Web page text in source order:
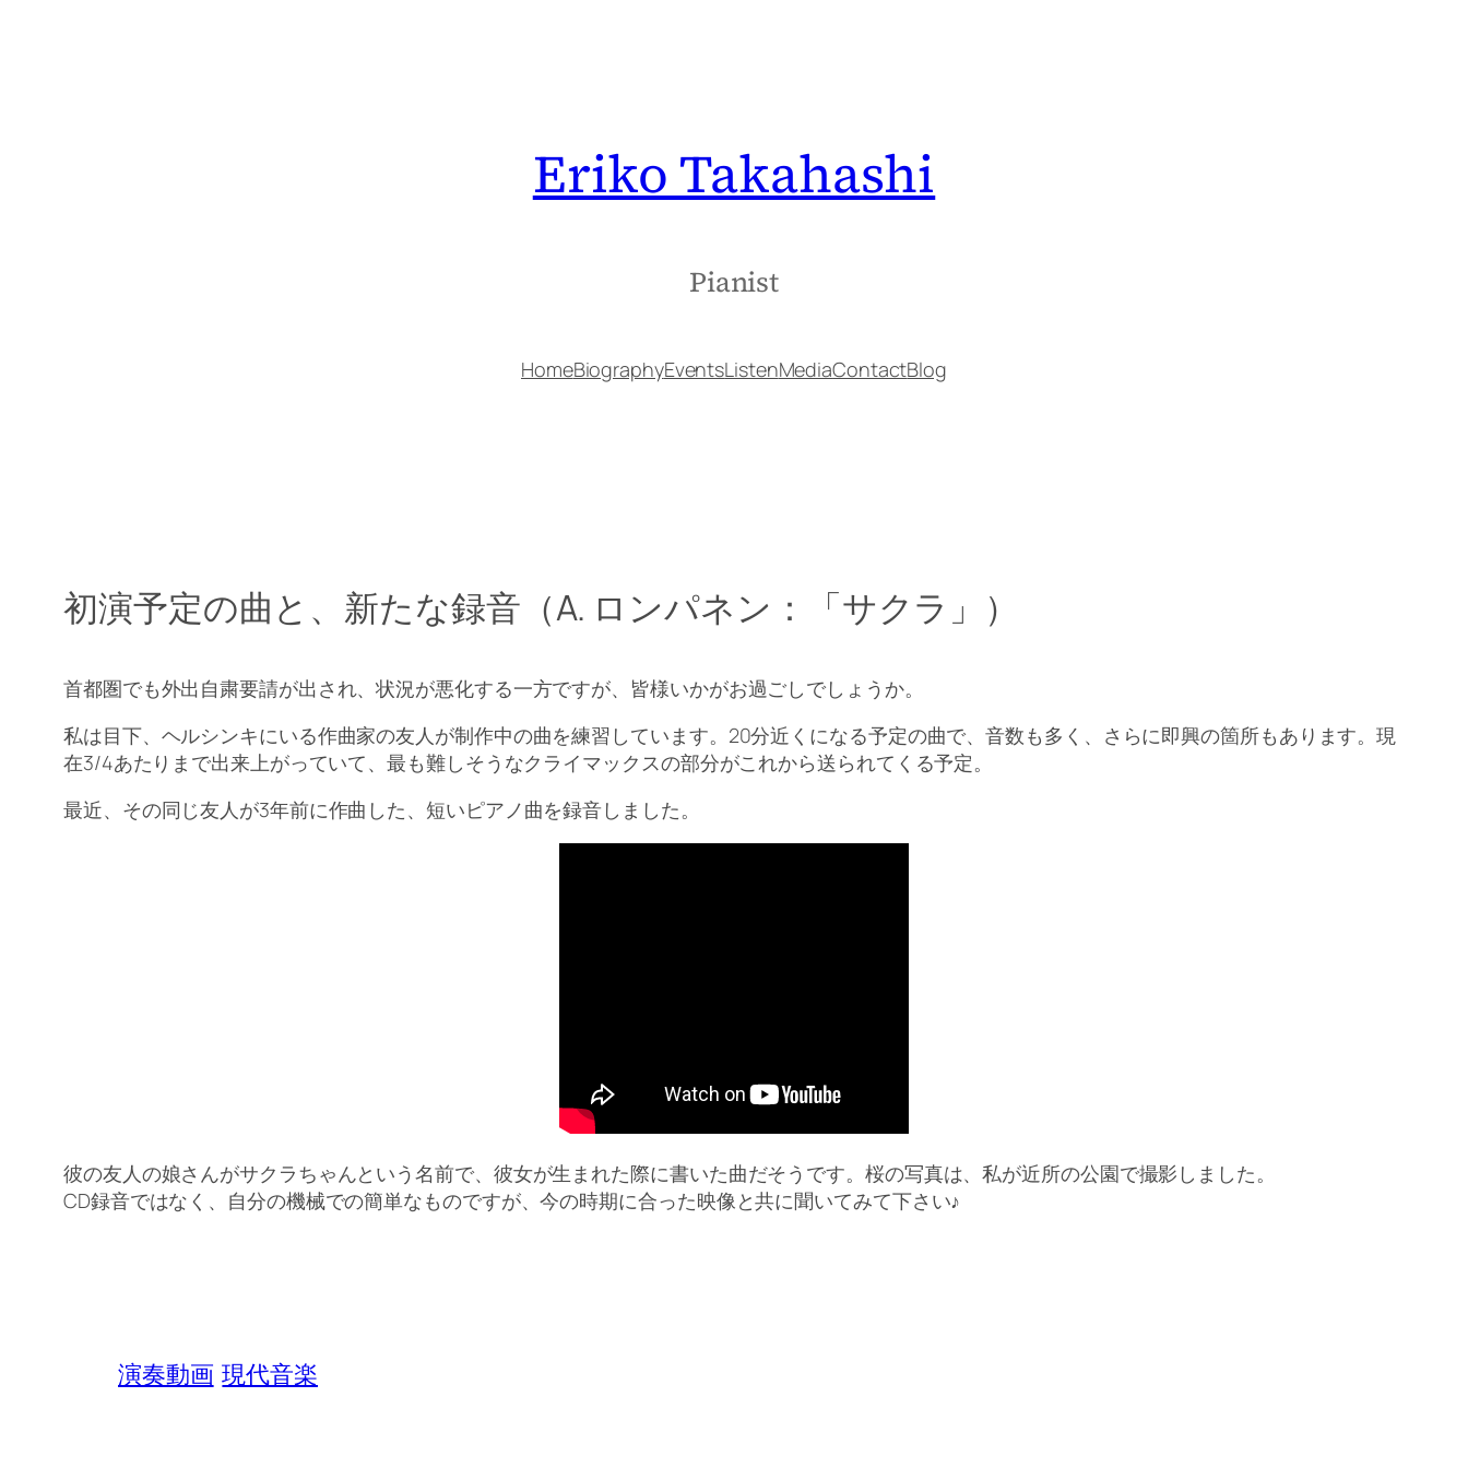
Eriko Takahashi
Pianist
HomeBiographyEventsListenMediaContactBlog
初演予定の曲と、新たな録音（A. ロンパネン：「サクラ」）
首都圏でも外出自粛要請が出され、状況が悪化する一方ですが、皆様いかがお過ごしでしょうか。
私は目下、ヘルシンキにいる作曲家の友人が制作中の曲を練習しています。20分近くになる予定の曲で、音数も多く、さらに即興の箇所もあります。現
在3/4あたりまで出来上がっていて、最も難しそうなクライマックスの部分がこれから送られてくる予定。
最近、その同じ友人が3年前に作曲した、短いピアノ曲を録音しました。
彼の友人の娘さんがサクラちゃんという名前で、彼女が生まれた際に書いた曲だそうです。桜の写真は、私が近所の公園で撮影しました。
CD録音ではなく、自分の機械での簡単なものですが、今の時期に合った映像と共に聞いてみて下さい♪
演奏動画 現代音楽